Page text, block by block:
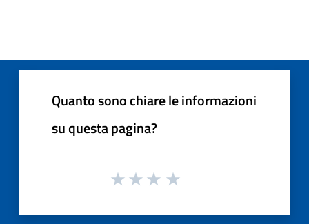
Quanto sono chiare le informazioni
su questa pagina?